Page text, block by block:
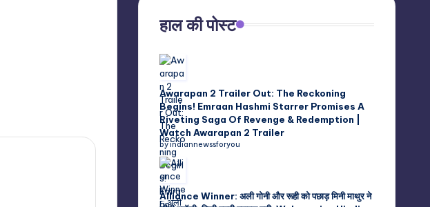
हाल की पोस्ट
Awarapan 2 Trailer Out: The Reckoning
Begins! Emraan Hashmi Starrer Promises A
Riveting Saga Of Revenge & Redemption |
Watch Awarapan 2 Trailer
by indiannewssforyou
Alliance Winner: अली गोनी और रूही को पछाड़ मिनी माथुर ने